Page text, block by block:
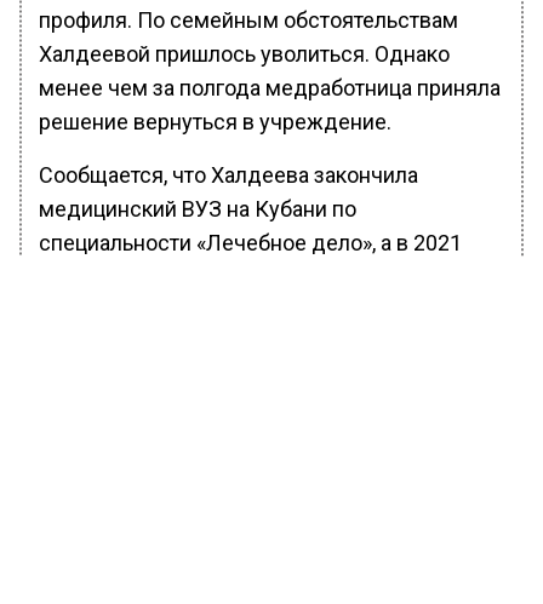
профиля. По семейным обстоятельствам
Халдеевой пришлось уволиться. Однако
менее чем за полгода медработница приняла
решение вернуться в учреждение.
Сообщается, что Халдеева закончила
медицинский ВУЗ на Кубани по
специальности «Лечебное дело», а в 2021